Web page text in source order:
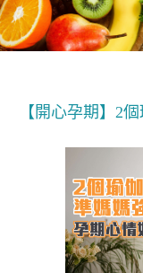
【開心孕期】2